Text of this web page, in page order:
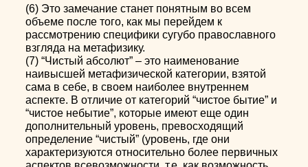
(6) Это замечание станет понятным во всем
объеме после того, как мы перейдем к
рассмотрению специфики сугубо православного
взгляда на метафизику.
(7) “Чистый абсолют” – это наименование
наивысшей метафизической категории, взятой
сама в себе, в своем наиболее внутреннем
аспекте. В отличие от категорий “чистое бытие” и
“чистое небытие”, которые имеют еще один
дополнительный уровень, превосходящий
определение “чистый” (уровень, где они
характеризуются относительно более первичных